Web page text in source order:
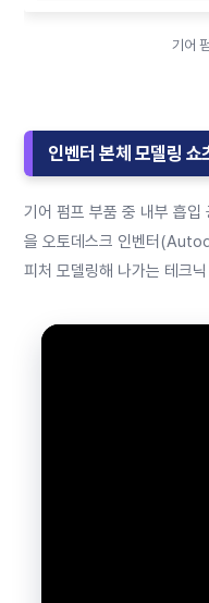
기어
인벤터 본체 모델링 쇼
기어 펌프 부품 중 내부 흡입
을 오토데스크 인벤터
피처 모델링해 나가는 테크